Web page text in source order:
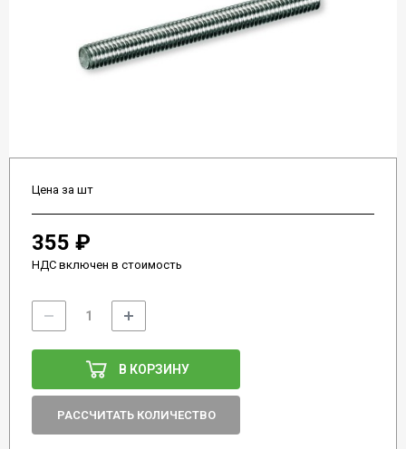
Цена за шт
355 ₽
НДС включен в стоимость
В КОРЗИНУ
РАССЧИТАТЬ КОЛИЧЕСТВО